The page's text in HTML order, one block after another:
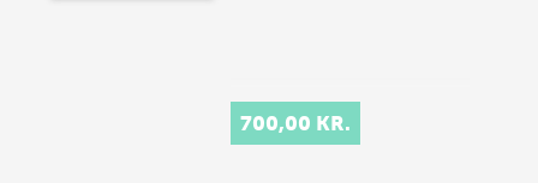
700,00 KR.